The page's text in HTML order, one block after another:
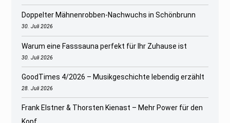
Doppelter Mähnenrobben-Nachwuchs in Schönbrunn
30. Juli 2026
Warum eine Fasssauna perfekt für Ihr Zuhause ist
30. Juli 2026
GoodTimes 4/2026 – Musikgeschichte lebendig erzählt
28. Juli 2026
Frank Elstner & Thorsten Kienast – Mehr Power für den